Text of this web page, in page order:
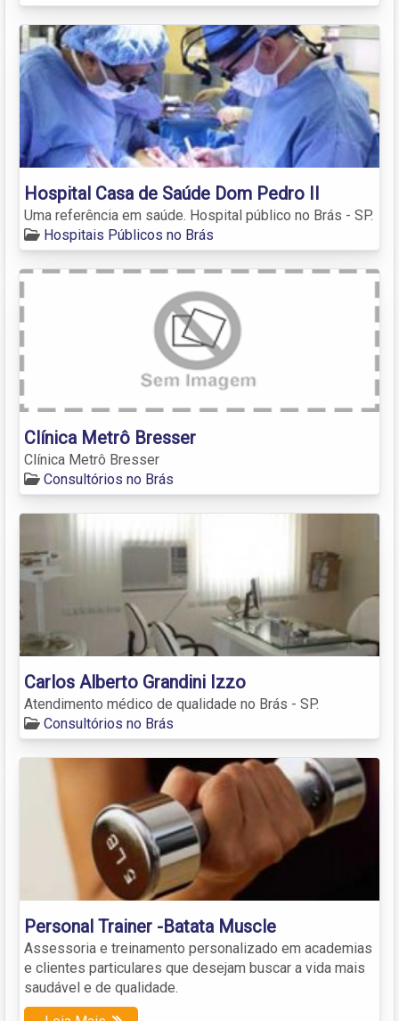
Hospital Casa de Saúde Dom Pedro II
Uma referência em saúde. Hospital público no Brás - SP.
Hospitais Públicos no Brás
Clínica Metrô Bresser
Clínica Metrô Bresser
Consultórios no Brás
Carlos Alberto Grandini Izzo
Atendimento médico de qualidade no Brás - SP.
Consultórios no Brás
Personal Trainer -Batata Muscle
Assessoria e treinamento personalizado em academias
e clientes particulares que desejam buscar a vida mais
saudável e de qualidade.